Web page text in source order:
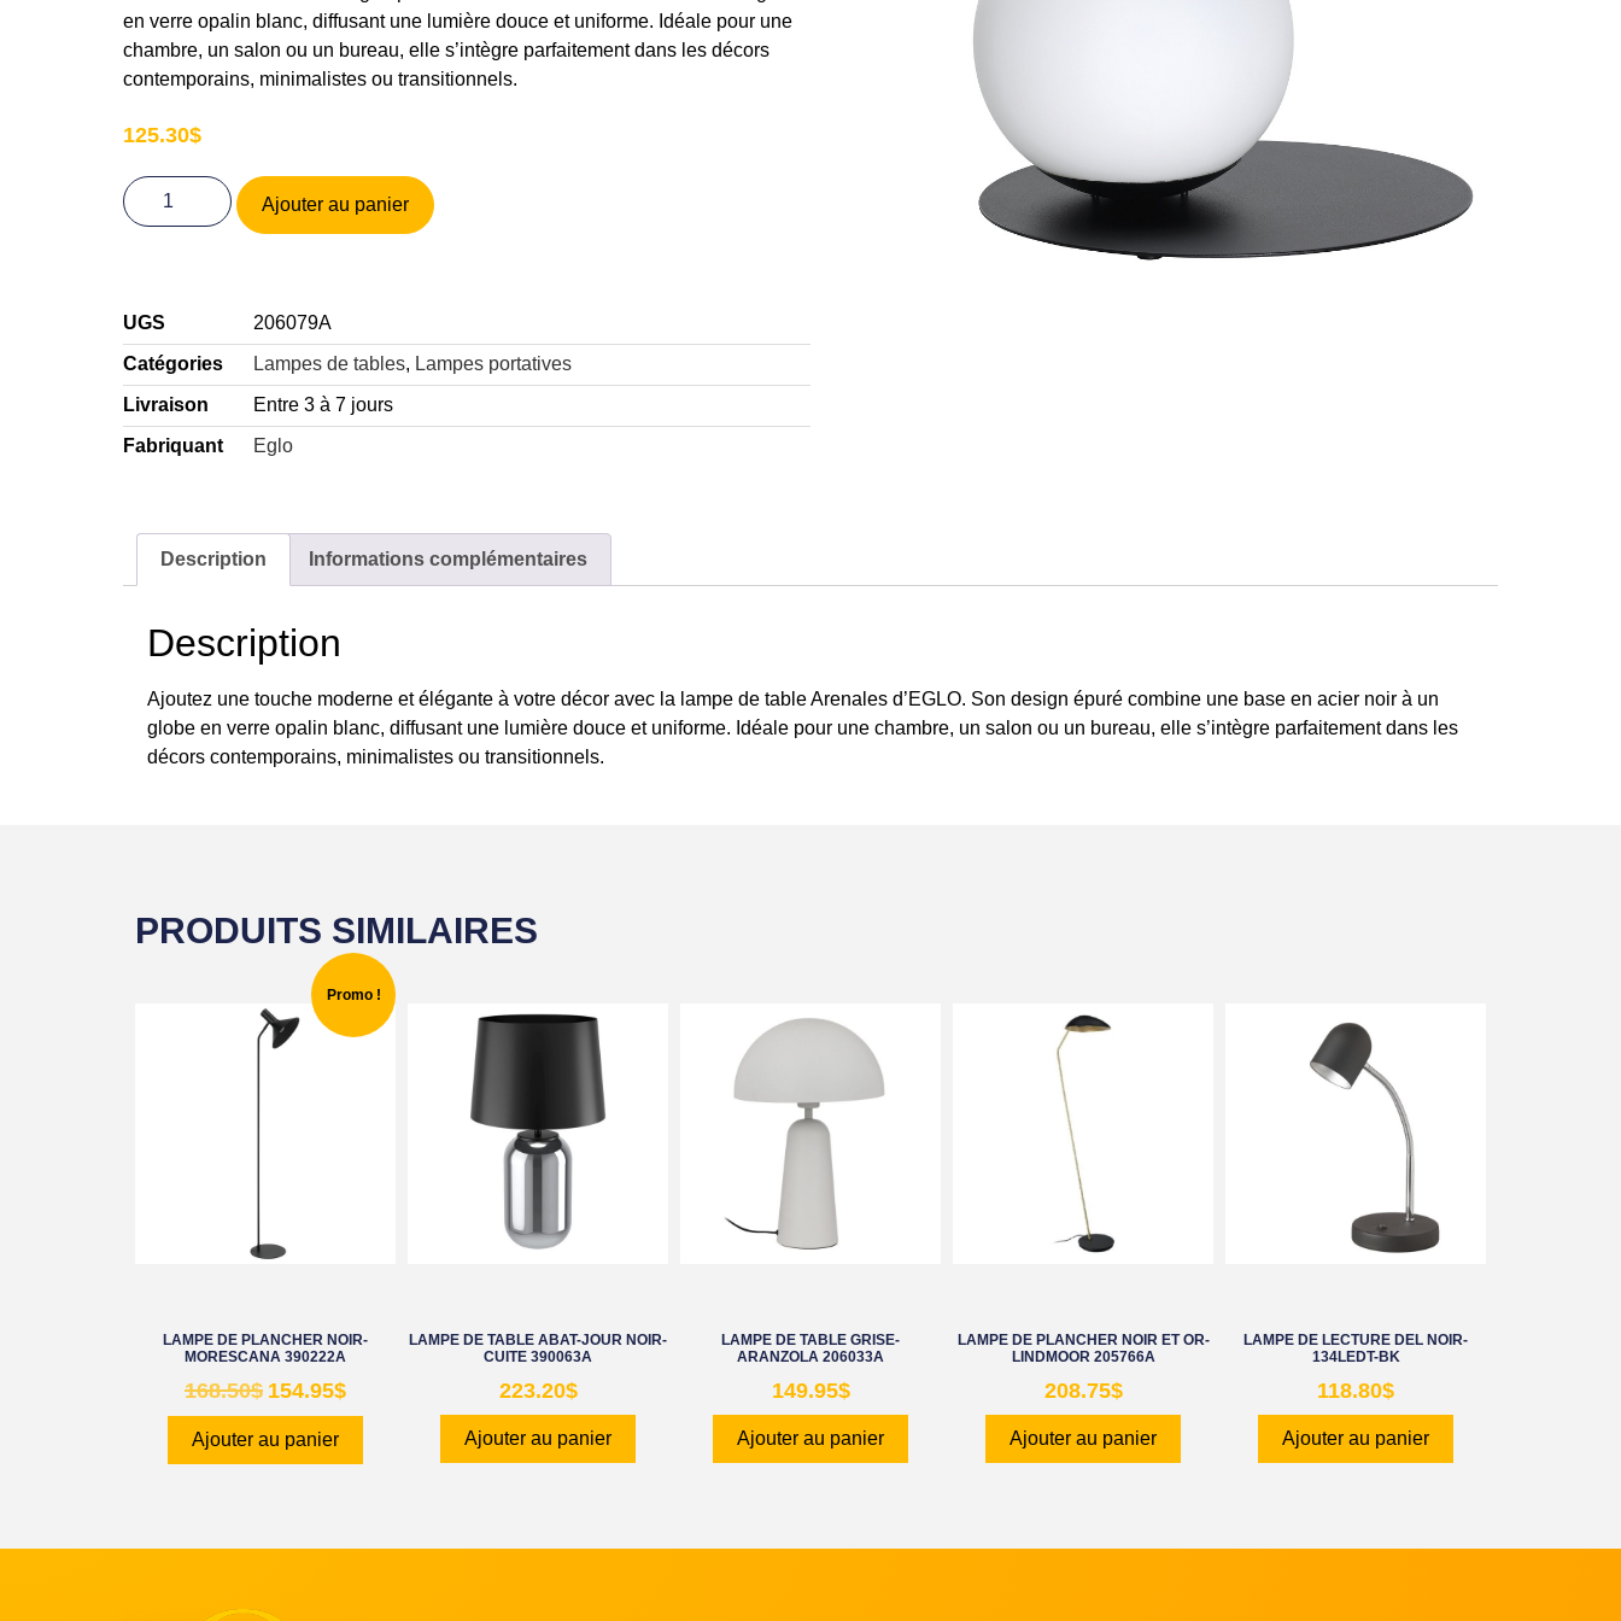
en verre opalin blanc, diffusant une lumière douce et uniforme. Idéale pour une
chambre, un salon ou un bureau, elle s’intègre parfaitement dans les décors
contemporains, minimalistes ou transitionnels.
125.30$
Ajouter au panier
UGS
206079A
Catégories
Lampes de tables, Lampes portatives
Livraison
Entre 3 à 7 jours
Fabriquant
Eglo
Description Informations complémentaires
Description
Ajoutez une touche moderne et élégante à votre décor avec la lampe de table Arenales d’EGLO. Son design épuré combine une base en acier noir à un
globe en verre opalin blanc, diffusant une lumière douce et uniforme. Idéale pour une chambre, un salon ou un bureau, elle s’intègre parfaitement dans les
décors contemporains, minimalistes ou transitionnels.
PRODUITS SIMILAIRES
Promo !
LAMPE DE PLANCHER NOIR-
MORESCANA 390222A
168.50$ 154.95$
Ajouter au panier
LAMPE DE TABLE ABAT-JOUR NOIR-
CUITE 390063A
223.20$
Ajouter au panier
LAMPE DE TABLE GRISE-
ARANZOLA 206033A
149.95$
Ajouter au panier
LAMPE DE PLANCHER NOIR ET OR-
LINDMOOR 205766A
208.75$
Ajouter au panier
LAMPE DE LECTURE DEL NOIR-
134LEDT-BK
118.80$
Ajouter au panier